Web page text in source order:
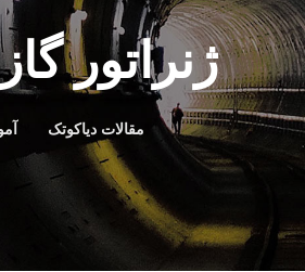
ژنراتور
مقالات دیاکوتک